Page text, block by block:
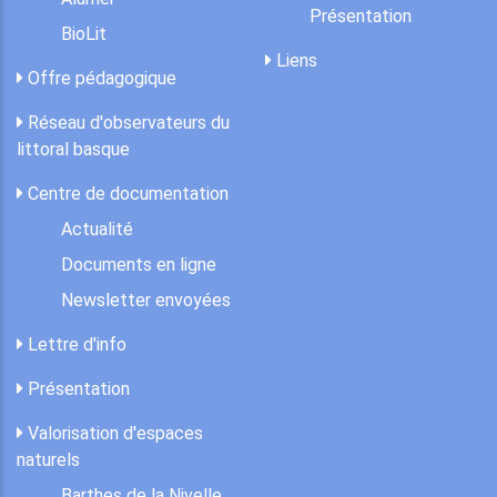
BioLit
Offre pédagogique
Réseau d'observateurs du
littoral basque
Centre de documentation
Actualité
Documents en ligne
Newsletter envoyées
Lettre d'info
Présentation
Valorisation d'espaces
naturels
Présentation
Liens